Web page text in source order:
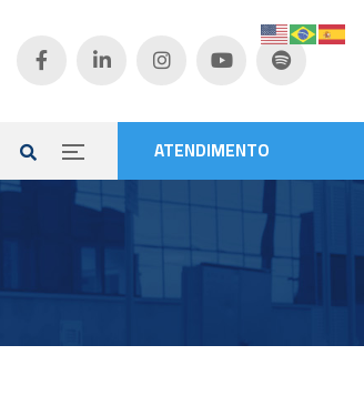
ATENDIMENTO